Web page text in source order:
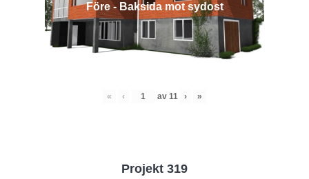
Före - Baksida mot sydost
« ‹ av 11 › »
Projekt 319